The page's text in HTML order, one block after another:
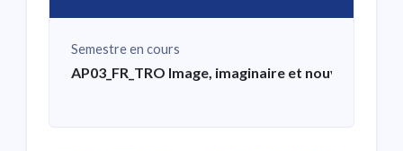
Semestre en cours
AP03_FR_TRO Image, imaginaire et nouvelles